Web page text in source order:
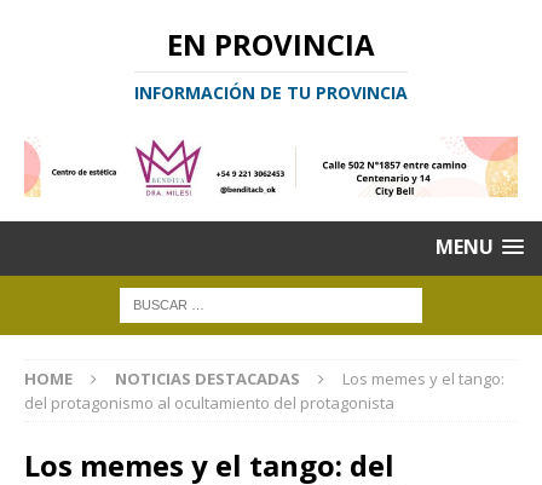
EN PROVINCIA
INFORMACIÓN DE TU PROVINCIA
MENU
HOME NOTICIAS DESTACADAS
Los memes y el tango:
del protagonismo al ocultamiento del protagonista
Los memes y el tango: del